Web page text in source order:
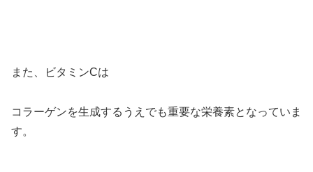
また、ビタミンCは
コラーゲンを生成するうえでも重要な栄養素となっていま
す。